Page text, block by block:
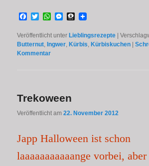
Facebook
TwitterWhatsApp
Messenger
Threema
Veröffentlicht unter Lieblingsrezepte |
Butternut,Ingwer,Kürbis,Kürbiskuchen |
Kommentar
Trekoween
Veröffentlicht am22. November 2012
Japp Halloween ist schon
laaaaaaaaaaange vorbei,